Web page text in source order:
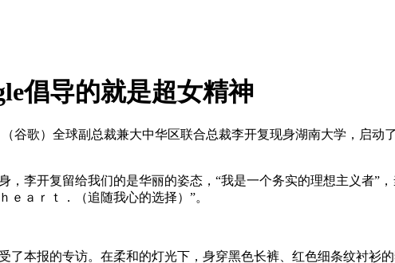
倡导的就是超女精神
谷歌）全球副总裁兼大中华区联合总裁李开复现身湖南大学，启动
开复留给我们的是华丽的姿态，“我是一个务实的理想主义者”
ｅａｒｔ．（追随我心的选择）”。
本报的专访。在柔和的灯光下，身穿黑色长裤、红色细条纹衬衫